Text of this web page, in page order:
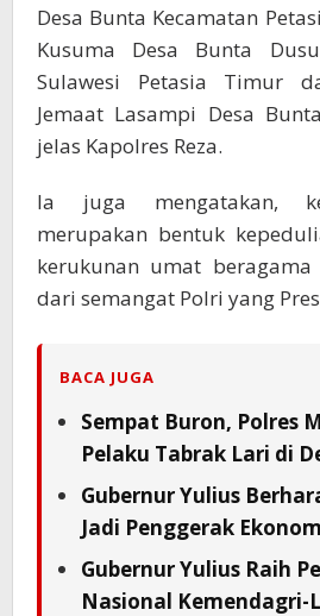
Desa Bunta Kecamatan
Kusuma Desa Bunta
Sulawesi Petasia Timur
Jemaat Lasampi Desa
jelas Kapolres Reza.
Ia juga mengatakan,
merupakan bentuk
kerukunan umat
dari semangat Polri yang
BACA JUGA
Sempat Buron, Polres
Pelaku Tabrak Lari di
Gubernur Yulius
Jadi Penggerak
Gubernur Yulius Raih
Nasional Kemendagri-